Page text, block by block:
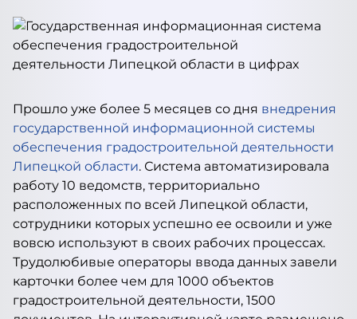
Прошло уже более 5 месяцев со дня внедрения
государственной информационной системы
обеспечения градостроительной деятельности
Липецкой области. Система автоматизировала
работу 10 ведомств, территориально
расположенных по всей Липецкой области,
сотрудники которых успешно ее освоили и уже
вовсю используют в своих рабочих процессах.
Трудолюбивые операторы ввода данных завели
карточки более чем для 1000 объектов
градостроительной деятельности, 1500